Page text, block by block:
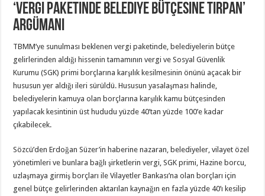
‘Vergi paketinde belediye bütçesine tırpan’
argümanı
TBMM’ye sunulması beklenen vergi paketinde, belediyelerin bütçe
gelirlerinden aldığı hissenin tamamının vergi ve Sosyal Güvenlik
Kurumu (SGK) primi borçlarına karşılık kesilmesinin önünü açacak bir
hususun yer aldığı ileri sürüldü. Hususun yasalaşması halinde,
belediyelerin kamuya olan borçlarına karşılık kamu bütçesinden
yapılacak kesintinin üst hududu yüzde 40’tan yüzde 100’e kadar
çıkabilecek.
Sözcü’den Erdoğan Süzer’in haberine nazaran, belediyeler, vilayet özel
yönetimleri ve bunlara bağlı şirketlerin vergi, SGK primi, Hazine borcu,
uzlaşmaya girmiş borçları ile Vilayetler Bankası’na olan borçları için
genel bütçe gelirlerinden aktarılan kaynağın en fazla yüzde 40’ı kesilip